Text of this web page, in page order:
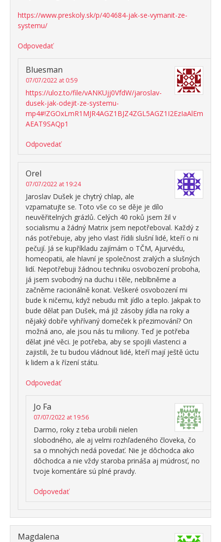
https://www.preskoly.sk/p/404684-jak-se-vymanit-ze-
systemu/
Odpovedať
Bluesman
07/07/2022 at 0:59
https://uloz.to/file/vANKUjj0VfdW/jaroslav-
dusek-jak-odejit-ze-systemu-
mp4#!ZGOxLmR1MJR4AGZ1BJZ4ZGL5AGZ1I2EzIaAlEm
AEAT9SAQp1
Odpovedať
Orel
07/07/2022 at 19:24
Jaroslav Dušek je chytrý chlap, ale
vzpamatujte se. Toto vše co se děje je dílo
neuvěřitelných grázlů. Celých 40 roků jsem žil v
socialismu a žádný Matrix jsem nepotřeboval. Každý z
nás potřebuje, aby jeho vlast řídili slušní lidé, kteří o ni
pečují. Já se kupříkladu zajímám o TČM, Ajurvédu,
homeopatii, ale hlavní je společnost zralých a slušných
lidí. Nepotřebuji žádnou techniku osvobození proboha,
já jsem svobodný na duchu i těle, neblbněme a
začněme racionálně konat. Veškeré osvobození mi
bude k ničemu, když nebudu mít jídlo a teplo. Jakpak to
bude dělat pan Dušek, má již zásoby jídla na roky a
nějaký dobře vyhřívaný domeček k přezimování? On
možná ano, ale jsou nás tu miliony. Teď je potřeba
dělat jiné věci. Je potřeba, aby se spojili vlastenci a
zajistili, že tu budou vládnout lidé, kteří mají ještě úctu
k lidem a k řízení státu.
Odpovedať
Jo Fa
07/07/2022 at 19:56
Darmo, roky z teba urobili nielen
slobodného, ale aj velmi rozhľadeného človeka, čo
sa o mnohých nedá povedať. Nie je dôchodca ako
dôchodca a nie vždy staroba prináša aj múdrosť, no
tvoje komentáre sú plné pravdy.
Odpovedať
Magdalena